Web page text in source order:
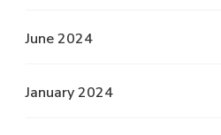
June 2024
January 2024